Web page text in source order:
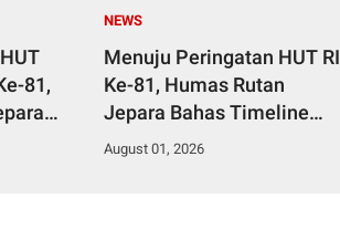
81,
NEWS
Menuju Peringatan HUT RI
Ke-81, Humas Rutan
Jepara Bahas Timeline
Kegiatan dalam Coffee
August 01, 2026